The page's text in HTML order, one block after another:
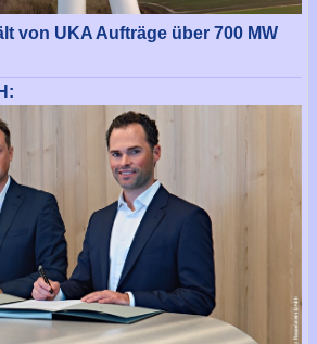
von UKA Aufträge über 700 MW